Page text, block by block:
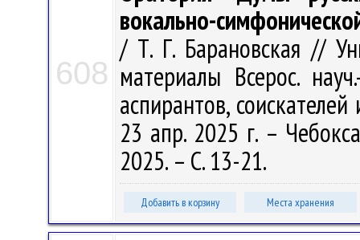
608
вокально-
/ Т. Г. Барановская //
материалы Всерос.
аспирантов,
23 апр. 2025 г. –
2025. – С. 13-21.
Добавить в корзину Места хранения